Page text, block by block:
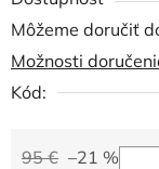
Môžeme doručiť
Možnosti
Kód:
95 € –21 %